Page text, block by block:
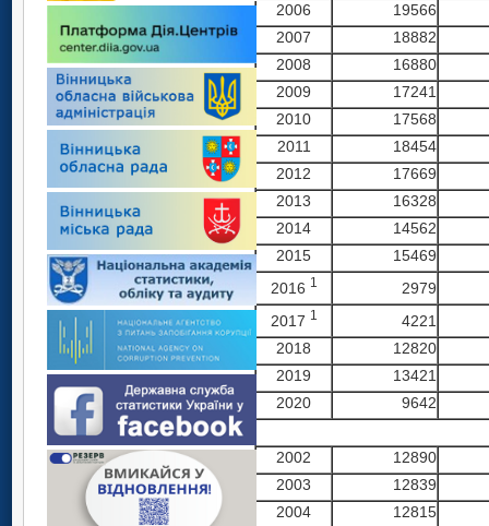
2006
19566
2007
18882
2008
16880
2009
17241
2010
17568
2011
18454
2012
17669
2013
16328
2014
14562
2015
15469
2016 1
2979
2017 1
4221
2018
12820
2019
13421
2020
9642
2002
12890
2003
12839
2004
12815